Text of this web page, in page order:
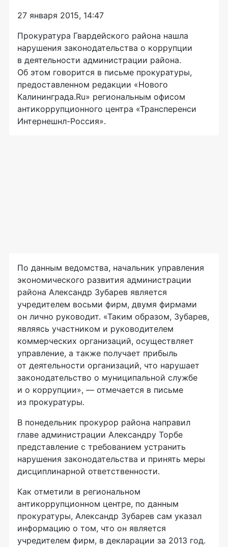
27 января 2015, 14:47
Прокуратура Гвардейского района нашла
нарушения законодательства о коррупции
в деятельности администрации района.
Об этом говорится в письме прокуратуры,
предоставленном редакции «Нового
Калининграда.Ru» региональным офисом
антикоррупционного центра «Трансперенси
Интернешнл-Россия».
По данным ведомства, начальник управления
экономического развития администрации
района Александр Зубарев является
учредителем восьми фирм, двумя фирмами
он лично руководит. «Таким образом, Зубарев,
являясь участником и руководителем
коммерческих организаций, осуществляет
управление, а также получает прибыль
от деятельности организаций, что нарушает
законодательство о муниципальной службе
и о коррупции», — отмечается в письме
из прокуратуры.
В понедельник прокурор района направил
главе администрации Александру Торбе
представление с требованием устранить
нарушения законодательства и принять меры
дисциплинарной ответственности.
Как отметили в региональном
антикоррупционном центре, по данным
прокуратуры, Александр Зубарев сам указал
информацию о том, что он является
учредителем фирм, в декларации за 2013 год.